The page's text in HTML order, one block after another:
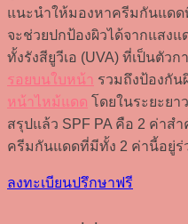
แนะนำให้มองหาครีมกันแดด
จะช่วยปกป้องผิวได้จากแสง
ทั้งรังสียูวีเอ (UVA) ที่เป็นตัว
รอยบนใบหน้า รวมถึงป้องกัน
หน้าไหม้แดด โดยในระยะยา
สรุปแล้ว SPF PA คือ 2 ค่าส
ครีมกันแดดที่มีทั้ง 2 ค่านี้อยู่ร่
ลงทะเบียนปรึกษาฟรี